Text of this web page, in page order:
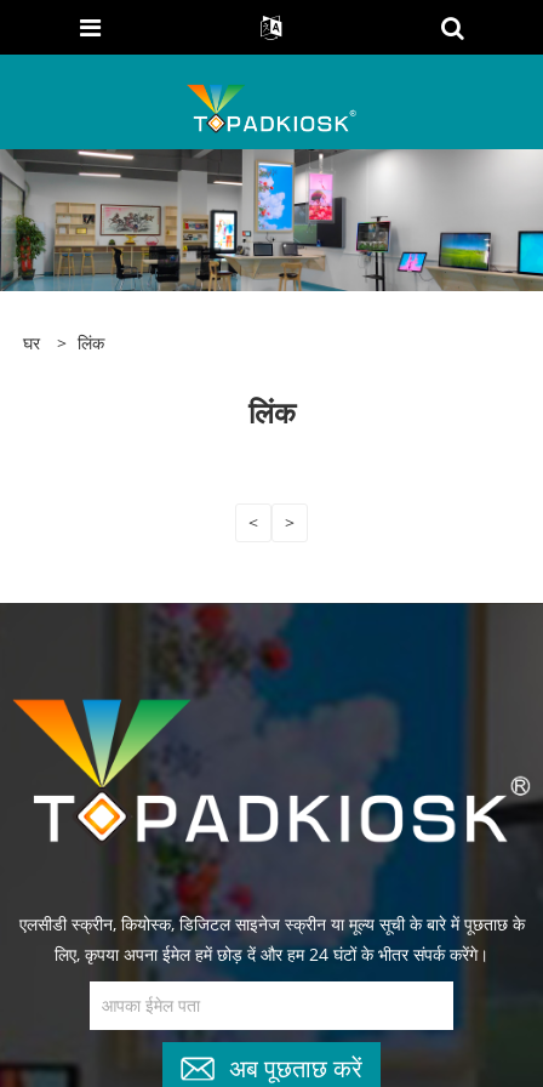
घर > लिंक
लिंक
< >
एलसीडी स्क्रीन, कियोस्क, डिजिटल साइनेज स्क्रीन या मूल्य सूची के बारे में पूछताछ के
लिए, कृपया अपना ईमेल हमें छोड़ दें और हम 24 घंटों के भीतर संपर्क करेंगे।
अब पूछताछ करें